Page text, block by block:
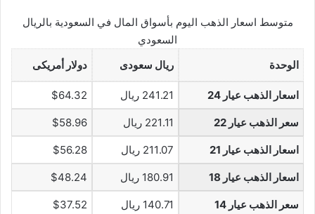
متوسط اسعار الذهب اليوم بأسواق المال في السعودية بالريال
السعودي
الوحدة
ريال سعودى دولار أمريكى
اسعار الذهب عيار 24 241.21 ريال $64.32
سعر الذهب عيار 22 221.11 ريال $58.96
اسعار الذهب عيار 21 211.07 ريال $56.28
اسعار الذهب عيار 18 180.91 ريال $48.24
سعر الذهب عيار 14 140.71 ريال $37.52